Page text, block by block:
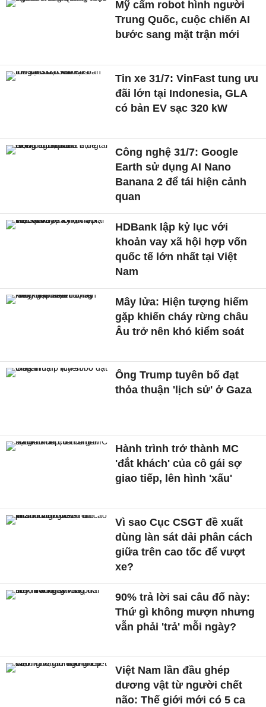
Mỹ cấm robot hình người
Trung Quốc, cuộc chiến AI
bước sang mặt trận mới
Tin xe 31/7: VinFast tung ưu
đãi lớn tại Indonesia, GLA
có bản EV sạc 320 kW
Công nghệ 31/7: Google
Earth sử dụng AI Nano
Banana 2 để tái hiện cảnh
quan
HDBank lập kỷ lục với
khoản vay xã hội hợp vốn
quốc tế lớn nhất tại Việt
Nam
Mây lửa: Hiện tượng hiếm
gặp khiến cháy rừng châu
Âu trở nên khó kiểm soát
Ông Trump tuyên bố đạt
thỏa thuận 'lịch sử' ở Gaza
Hành trình trở thành MC
'đắt khách' của cô gái sợ
giao tiếp, lên hình 'xấu'
Vì sao Cục CSGT đề xuất
dùng làn sát dải phân cách
giữa trên cao tốc để vượt
xe?
90% trả lời sai câu đố này:
Thứ gì không mượn nhưng
vẫn phải 'trả' mỗi ngày?
Việt Nam lần đầu ghép
dương vật từ người chết
não: Thế giới mới có 5 ca